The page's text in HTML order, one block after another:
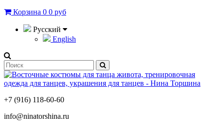
Корзина 0 0 руб
Русский
English
+7 (916) 118-60-60
info@ninatorshina.ru